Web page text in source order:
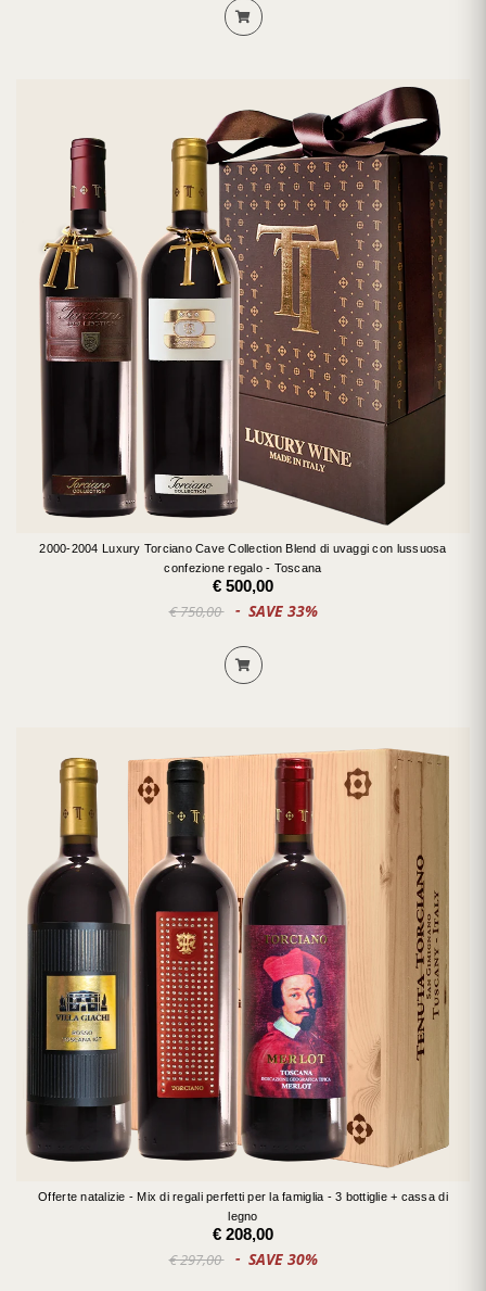
2000-2004 Luxury Torciano Cave Collection Blend di uvaggi con lussuosa
confezione regalo - Toscana
€ 500,00
€ 750,00 SAVE 33%
Offerte natalizie - Mix di regali perfetti per la famiglia - 3 bottiglie + cassa di
legno
€ 208,00
€ 297,00 SAVE 30%